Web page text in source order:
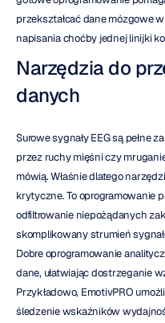
przekształcać dane mózgowe
napisania choćby jednej linijki
Narzędzia do
danych
Surowe sygnały EEG są pełne
przez ruchy mięśni czy
mówią. Właśnie dlatego
krytyczne. To oprogramowanie
odfiltrowanie niepożądanych
skomplikowany strumień
Dobre oprogramowanie
dane, ułatwiając dostrzeganie
Przykładowo, EmotivPRO
śledzenie wskaźników